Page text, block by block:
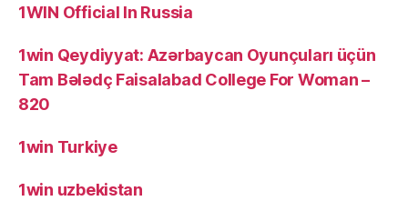
1WIN Official In Russia
1win Qeydiyyat: Azərbaycan Oyunçuları üçün
Tam Bələdç Faisalabad College For Woman –
820
1win Turkiye
1win uzbekistan